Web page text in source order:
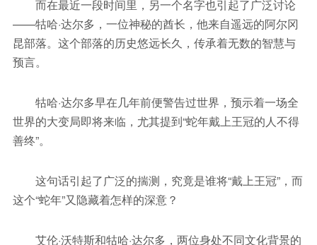
而在最近一段时间里，另一个名字也引起了广泛讨论
——牯哈·达尔多，一位神秘的酋长，他来自遥远的阿尔冈
昆部落。这个部落的历史悠远长久，传承着无数的智慧与
预言。
牯哈·达尔多早在几年前便警告过世界，预示着一场全
世界的大变局即将来临，尤其提到“蛇年戴上王冠的人不得
善终”。
这句话引起了广泛的揣测，究竟是谁将“戴上王冠”，而
这个“蛇年”又隐藏着怎样的深意？
艾伦·沃特斯和牯哈·达尔多，两位身处不同文化背景的